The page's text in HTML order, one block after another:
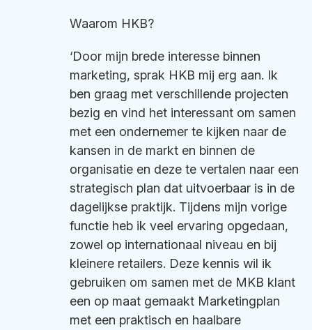
Waarom HKB?
‘Door mijn brede interesse binnen
marketing, sprak HKB mij erg aan. Ik
ben graag met verschillende projecten
bezig en vind het interessant om samen
met een ondernemer te kijken naar de
kansen in de markt en binnen de
organisatie en deze te vertalen naar een
strategisch plan dat uitvoerbaar is in de
dagelijkse praktijk. Tijdens mijn vorige
functie heb ik veel ervaring opgedaan,
zowel op internationaal niveau en bij
kleinere retailers. Deze kennis wil ik
gebruiken om samen met de MKB klant
een op maat gemaakt Marketingplan
met een praktisch en haalbare